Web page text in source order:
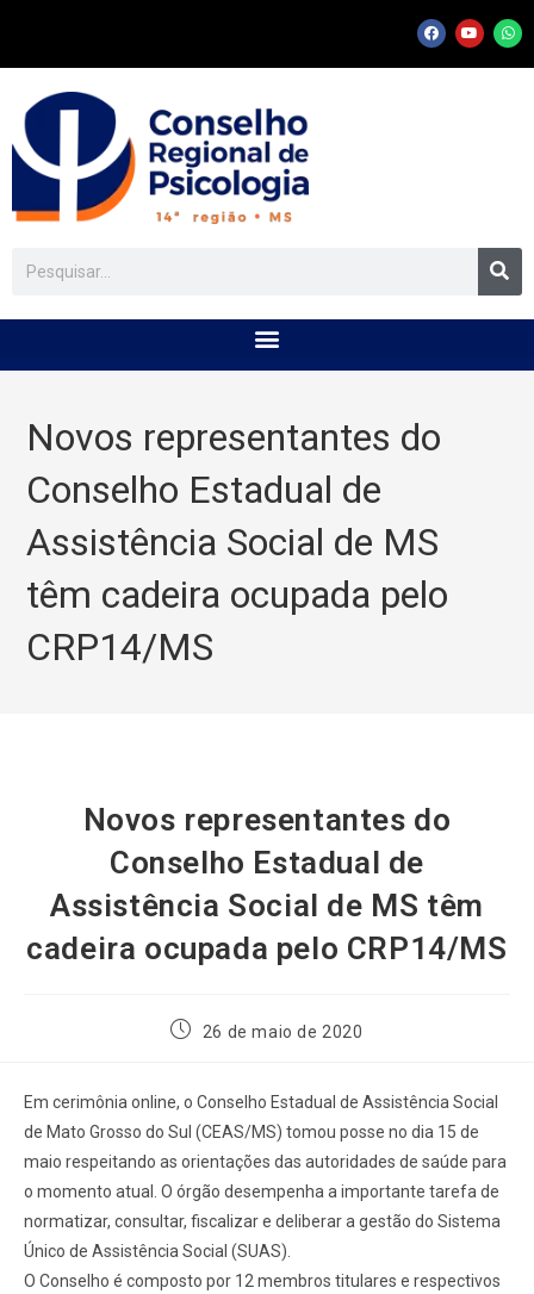
Novos representantes do
Conselho Estadual de
Assistência Social de MS
têm cadeira ocupada pelo
CRP14/MS
Novos representantes do
Conselho Estadual de
Assistência Social de MS têm
cadeira ocupada pelo CRP14/MS
26 de maio de 2020
Em cerimônia online, o Conselho Estadual de Assistência Social
de Mato Grosso do Sul (CEAS/MS) tomou posse no dia 15 de
maio respeitando as orientações das autoridades de saúde para
o momento atual. O órgão desempenha a importante tarefa de
normatizar, consultar, fiscalizar e deliberar a gestão do Sistema
Único de Assistência Social (SUAS).
O Conselho é composto por 12 membros titulares e respectivos